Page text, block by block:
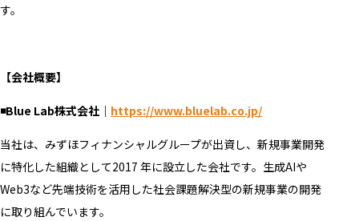
す。
【会社概要】
◾️Blue Lab株式会社｜ https://www.bluelab.co.jp/
当社は、みずほフィナンシャルグループが出資し、新規事業開発
に特化した組織として2017 年に設立した会社です。生成AIや
Web3など先端技術を活用した社会課題解決型の新規事業の開発
に取り組んでいます。